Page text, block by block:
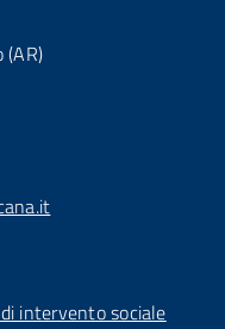
(AR)
intervento sociale